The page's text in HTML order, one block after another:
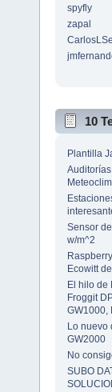
spyfly
zapal
10
Plantilla
Sensor
w/m^2
Ecowitt
El hilo de
Froggit
GW1000,
Lo nuevo
GW2000
No
SUBO